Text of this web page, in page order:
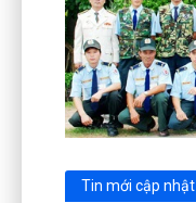
Tin mới cập nhật